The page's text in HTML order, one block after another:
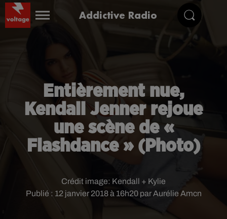
Addictive Radio
Entièrement nue,
Kendall Jenner rejoue
une scène de «
Flashdance » (Photo)
Publié : 12 janvier 2018 à 16h20 par Aurélie Amcn
Crédit image: Kendall + Kylie